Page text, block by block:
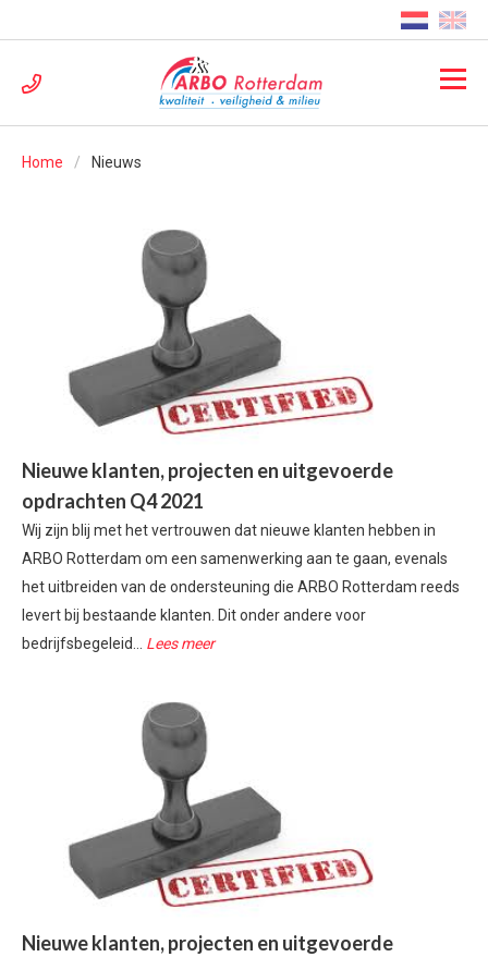
Home Nieuws
Nieuwe klanten, projecten en uitgevoerde
opdrachten Q4 2021
Wij zijn blij met het vertrouwen dat nieuwe klanten hebben in
ARBO Rotterdam om een samenwerking aan te gaan, evenals
het uitbreiden van de ondersteuning die ARBO Rotterdam reeds
levert bij bestaande klanten. Dit onder andere voor
bedrijfsbegeleid... Lees meer
Nieuwe klanten, projecten en uitgevoerde